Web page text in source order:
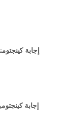
إجابة كينجتوم
إجابة كينجتوم